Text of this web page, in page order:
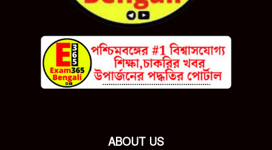
ABOUT US